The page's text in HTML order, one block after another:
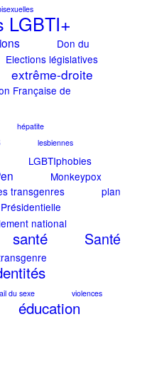
LGBTI+
Don du
Elections législatives
extrême-droite
Française de
hépatite
lesbiennes
LGBTIphobies
Monkeypox
transgenres
plan
Présidentielle
national
santé
Santé
du sexe
violences
éducation